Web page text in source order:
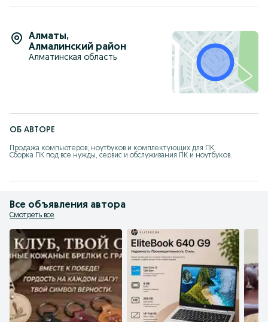
Алматы,
Алмалинский район
Алматинская область
ОБ АВТОРЕ
Продажа компьютеров, ноутбуков и комплектующих для ПК
Сборка ПК под все нужды, сервис и обслуживания ПК и ноутбуков.
Все объявления автора
Смотреть все